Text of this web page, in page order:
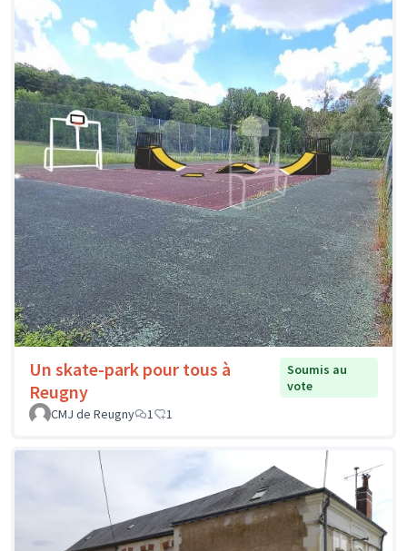
Un skate-park pour tous à
Reugny
Soumis au
vote
CMJ de Reugny
1 1